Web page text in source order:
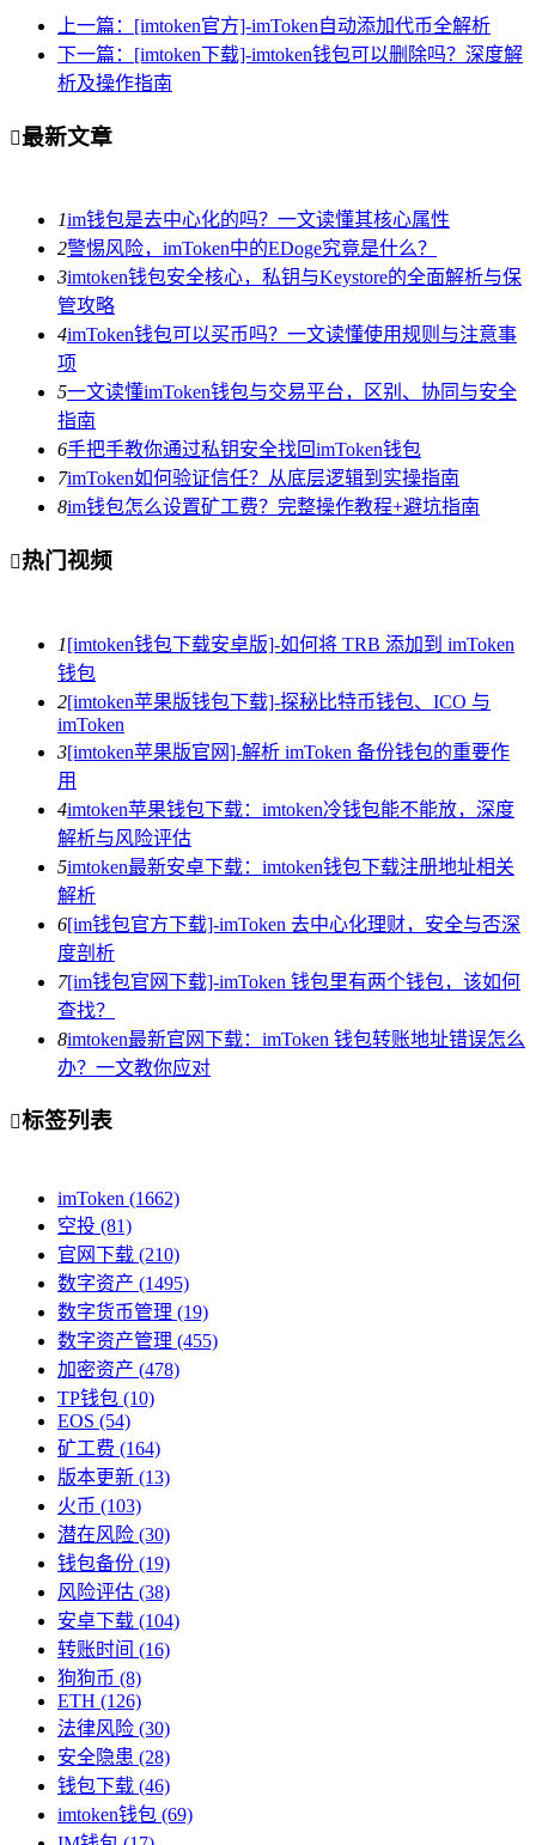
上一篇：[imtoken官方]-imToken自动添加代币全解析
下一篇：[imtoken下载]-imtoken钱包可以删除吗？深度解
析及操作指南
最新文章
1im钱包是去中心化的吗？一文读懂其核心属性
2警惕风险，imToken中的EDoge究竟是什么？
3imtoken钱包安全核心，私钥与Keystore的全面解析与保
管攻略
4imToken钱包可以买币吗？一文读懂使用规则与注意事
项
5一文读懂imToken钱包与交易平台，区别、协同与安全
指南
6手把手教你通过私钥安全找回imToken钱包
7imToken如何验证信任？从底层逻辑到实操指南
8im钱包怎么设置矿工费？完整操作教程+避坑指南
热门视频
1[imtoken钱包下载安卓版]-如何将 TRB 添加到 imToken
钱包
2[imtoken苹果版钱包下载]-探秘比特币钱包、ICO 与
imToken
3[imtoken苹果版官网]-解析 imToken 备份钱包的重要作
用
4imtoken苹果钱包下载：imtoken冷钱包能不能放，深度
解析与风险评估
5imtoken最新安卓下载：imtoken钱包下载注册地址相关
解析
6[im钱包官方下载]-imToken 去中心化理财，安全与否深
度剖析
7[im钱包官网下载]-imToken 钱包里有两个钱包，该如何
查找？
8imtoken最新官网下载：imToken 钱包转账地址错误怎么
办？一文教你应对
标签列表
imToken (1662)
空投 (81)
官网下载 (210)
数字资产 (1495)
数字货币管理 (19)
数字资产管理 (455)
加密资产 (478)
TP钱包 (10)
EOS (54)
矿工费 (164)
版本更新 (13)
火币 (103)
潜在风险 (30)
钱包备份 (19)
风险评估 (38)
安卓下载 (104)
转账时间 (16)
狗狗币 (8)
ETH (126)
法律风险 (30)
安全隐患 (28)
钱包下载 (46)
imtoken钱包 (69)